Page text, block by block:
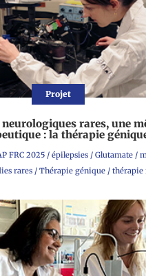
Projet
rares, une
: la thérapie
FRC 2025/ épilepsies/ Glutamate/
rares/ Thérapie génique/ thérapie